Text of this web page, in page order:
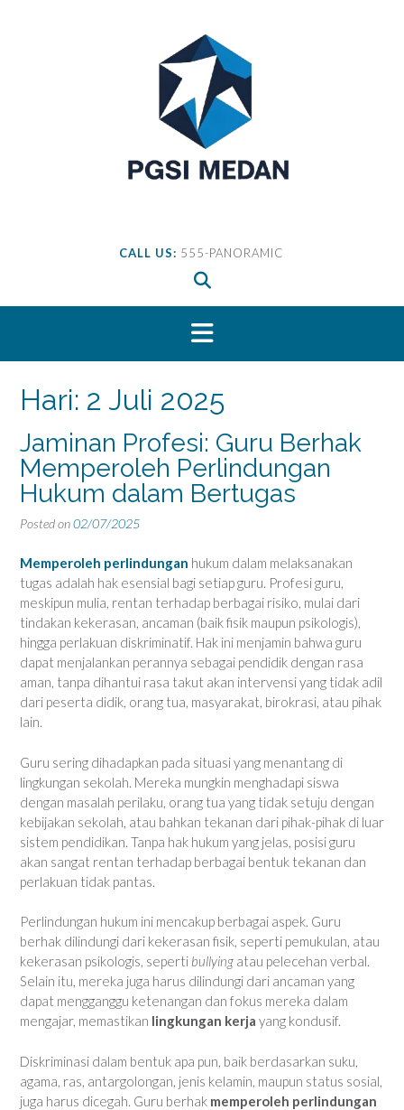
CALL US: 555-PANORAMIC
Hari: 2 Juli 2025
Jaminan Profesi: Guru Berhak
Memperoleh Perlindungan
Hukum dalam Bertugas
Posted on02/07/2025
Memperoleh perlindungan hukum dalam melaksanakan
tugas adalah hak esensial bagi setiap guru. Profesi guru,
meskipun mulia, rentan terhadap berbagai risiko, mulai dari
tindakan kekerasan, ancaman (baik fisik maupun psikologis),
hingga perlakuan diskriminatif. Hak ini menjamin bahwa guru
dapat menjalankan perannya sebagai pendidik dengan rasa
aman, tanpa dihantui rasa takut akan intervensi yang tidak adil
dari peserta didik, orang tua, masyarakat, birokrasi, atau pihak
lain.
Guru sering dihadapkan pada situasi yang menantang di
lingkungan sekolah. Mereka mungkin menghadapi siswa
dengan masalah perilaku, orang tua yang tidak setuju dengan
kebijakan sekolah, atau bahkan tekanan dari pihak-pihak di luar
sistem pendidikan. Tanpa hak hukum yang jelas, posisi guru
akan sangat rentan terhadap berbagai bentuk tekanan dan
perlakuan tidak pantas.
Perlindungan hukum ini mencakup berbagai aspek. Guru
berhak dilindungi dari kekerasan fisik, seperti pemukulan, atau
kekerasan psikologis, seperti bullying atau pelecehan verbal.
Selain itu, mereka juga harus dilindungi dari ancaman yang
dapat mengganggu ketenangan dan fokus mereka dalam
mengajar, memastikan lingkungan kerja yang kondusif.
Diskriminasi dalam bentuk apa pun, baik berdasarkan suku,
agama, ras, antargolongan, jenis kelamin, maupun status sosial,
juga harus dicegah. Guru berhak memperoleh perlindungan